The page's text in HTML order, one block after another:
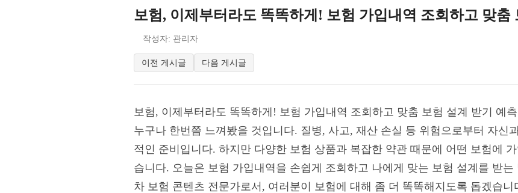
보험, 이제부터라도 똑똑하게! 보험 가입내역 조회하고 맞춤
작성자: 관리자
이전 게시글 다음 게시글
보험, 이제부터라도 똑똑하게! 보험 가입내역 조회하고 맞춤 보험 설계 받기 예
누구나 한번쯤 느껴봤을 것입니다. 질병, 사고, 재산 손실 등 위험으로부터 자신
적인 준비입니다. 하지만 다양한 보험 상품과 복잡한 약관 때문에 어떤 보험에
습니다. 오늘은 보험 가입내역을 손쉽게 조회하고 나에게 맞는 보험 설계를 받는
차 보험 콘텐츠 전문가로서, 여러분이 보험에 대해 좀 더 똑똑해지도록 돕겠습